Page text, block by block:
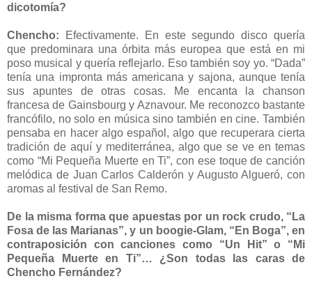
dicotomía?
Chencho: Efectivamente. En este segundo disco quería
que predominara una órbita más europea que está en mi
poso musical y quería reflejarlo. Eso también soy yo. “Dada”
tenía una impronta más americana y sajona, aunque tenía
sus apuntes de otras cosas. Me encanta la chanson
francesa de Gainsbourg y Aznavour. Me reconozco bastante
francófilo, no solo en música sino también en cine. También
pensaba en hacer algo español, algo que recuperara cierta
tradición de aquí y mediterránea, algo que se ve en temas
como “Mi Pequeña Muerte en Ti”, con ese toque de canción
melódica de Juan Carlos Calderón y Augusto Algueró, con
aromas al festival de San Remo.
De la misma forma que apuestas por un rock crudo, “La
Fosa de las Marianas”, y un boogie-Glam, “En Boga”, en
contraposición con canciones como “Un Hit” o “Mi
Pequeña Muerte en Ti”… ¿Son todas las caras de
Chencho Fernández?